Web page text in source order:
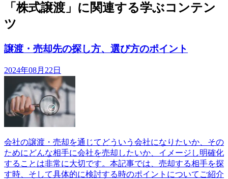
「株式譲渡」に関連する学ぶコンテン
ツ
譲渡・売却先の探し方、選び方のポイント
2024年08月22日
会社の譲渡・売却を通じてどういう会社になりたいか、その
ためにどんな相手に会社を売却したいか、イメージし明確化
することは非常に大切です。本記事では、売却する相手を探
す時、そして具体的に検討する時のポイントについてご紹介